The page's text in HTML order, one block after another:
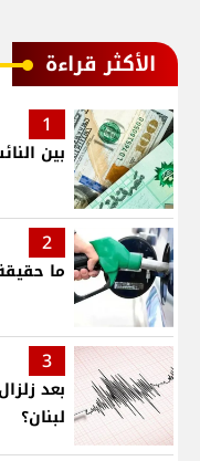
الأكثر قراءة
1
بين
2
ما
3
بعد
لبنان؟